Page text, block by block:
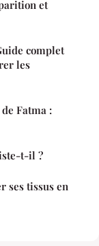
et
complet
les
Fatma :
t-il ?
ses tissus en